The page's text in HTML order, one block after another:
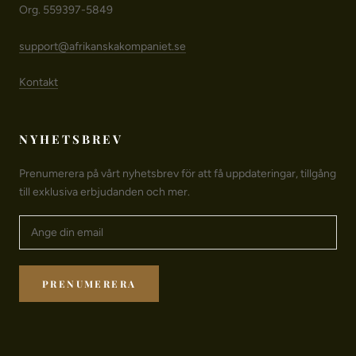
Org. 559397-5849
support@afrikanskakompaniet.se
Kontakt
NYHETSBREV
Prenumerera på vårt nyhetsbrev för att få uppdateringar, tillgång
till exklusiva erbjudanden och mer.
PRENUMERERA